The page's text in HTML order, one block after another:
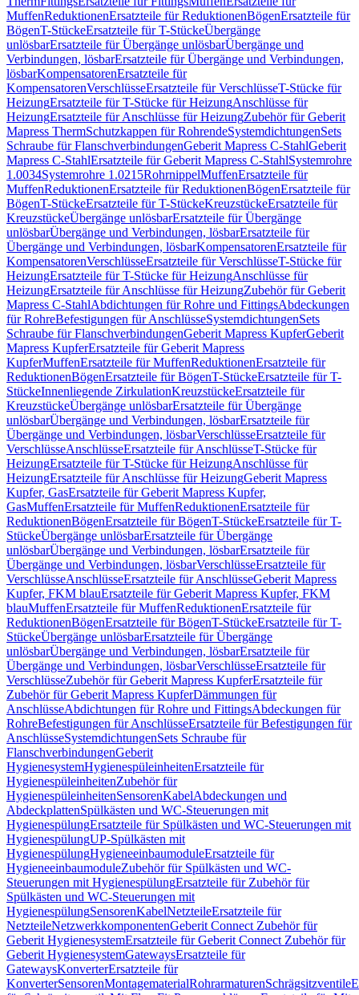
MuffenReduktionenErsatzteile für ReduktionenBögenErsatzteile für
BögenT-StückeErsatzteile für T-StückeÜbergänge
unlösbarErsatzteile für Übergänge unlösbarÜbergänge und
Verbindungen, lösbarErsatzteile für Übergänge und Verbindungen,
lösbarKompensatorenErsatzteile für
KompensatorenVerschlüsseErsatzteile für VerschlüsseT-Stücke für
HeizungErsatzteile für T-Stücke für HeizungAnschlüsse für
HeizungErsatzteile für Anschlüsse für HeizungZubehör für Geberit
Mapress ThermSchutzkappen für RohrendeSystemdichtungenSets
Schraube für FlanschverbindungenGeberit Mapress C-StahlGeberit
Mapress C-StahlErsatzteile für Geberit Mapress C-StahlSystemrohre
1.0034Systemrohre 1.0215RohrnippelMuffenErsatzteile für
MuffenReduktionenErsatzteile für ReduktionenBögenErsatzteile für
BögenT-StückeErsatzteile für T-StückeKreuzstückeErsatzteile für
KreuzstückeÜbergänge unlösbarErsatzteile für Übergänge
unlösbarÜbergänge und Verbindungen, lösbarErsatzteile für
Übergänge und Verbindungen, lösbarKompensatorenErsatzteile für
KompensatorenVerschlüsseErsatzteile für VerschlüsseT-Stücke für
HeizungErsatzteile für T-Stücke für HeizungAnschlüsse für
HeizungErsatzteile für Anschlüsse für HeizungZubehör für Geberit
Mapress C-StahlAbdichtungen für Rohre und FittingsAbdeckungen
für RohreBefestigungen für AnschlüsseSystemdichtungenSets
Schraube für FlanschverbindungenGeberit Mapress KupferGeberit
Mapress KupferErsatzteile für Geberit Mapress
KupferMuffenErsatzteile für MuffenReduktionenErsatzteile für
ReduktionenBögenErsatzteile für BögenT-StückeErsatzteile für T-
StückeInnenliegende ZirkulationKreuzstückeErsatzteile für
KreuzstückeÜbergänge unlösbarErsatzteile für Übergänge
unlösbarÜbergänge und Verbindungen, lösbarErsatzteile für
Übergänge und Verbindungen, lösbarVerschlüsseErsatzteile für
VerschlüsseAnschlüsseErsatzteile für AnschlüsseT-Stücke für
HeizungErsatzteile für T-Stücke für HeizungAnschlüsse für
HeizungErsatzteile für Anschlüsse für HeizungGeberit Mapress
Kupfer, GasErsatzteile für Geberit Mapress Kupfer,
GasMuffenErsatzteile für MuffenReduktionenErsatzteile für
ReduktionenBögenErsatzteile für BögenT-StückeErsatzteile für T-
StückeÜbergänge unlösbarErsatzteile für Übergänge
unlösbarÜbergänge und Verbindungen, lösbarErsatzteile für
Übergänge und Verbindungen, lösbarVerschlüsseErsatzteile für
VerschlüsseAnschlüsseErsatzteile für AnschlüsseGeberit Mapress
Kupfer, FKM blauErsatzteile für Geberit Mapress Kupfer, FKM
blauMuffenErsatzteile für MuffenReduktionenErsatzteile für
ReduktionenBögenErsatzteile für BögenT-StückeErsatzteile für T-
StückeÜbergänge unlösbarErsatzteile für Übergänge
unlösbarÜbergänge und Verbindungen, lösbarErsatzteile für
Übergänge und Verbindungen, lösbarVerschlüsseErsatzteile für
VerschlüsseZubehör für Geberit Mapress KupferErsatzteile für
Zubehör für Geberit Mapress KupferDämmungen für
AnschlüsseAbdichtungen für Rohre und FittingsAbdeckungen für
RohreBefestigungen für AnschlüsseErsatzteile für Befestigungen für
AnschlüsseSystemdichtungenSets Schraube für
FlanschverbindungenGeberit
HygienesystemHygienespüleinheitenErsatzteile für
HygienespüleinheitenZubehör für
HygienespüleinheitenSensorenKabelAbdeckungen und
AbdeckplattenSpülkästen und WC-Steuerungen mit
HygienespülungErsatzteile für Spülkästen und WC-Steuerungen mit
HygienespülungUP-Spülkästen mit
HygienespülungHygieneeinbaumoduleErsatzteile für
HygieneeinbaumoduleZubehör für Spülkästen und WC-
Steuerungen mit HygienespülungErsatzteile für Zubehör für
Spülkästen und WC-Steuerungen mit
HygienespülungSensorenKabelNetzteileErsatzteile für
NetzteileNetzwerkkomponentenGeberit Connect Zubehör für
Geberit HygienesystemErsatzteile für Geberit Connect Zubehör für
Geberit HygienesystemGatewaysErsatzteile für
GatewaysKonverterErsatzteile für
KonverterSensorenMontagematerialRohrarmaturenSchrägsitzventile